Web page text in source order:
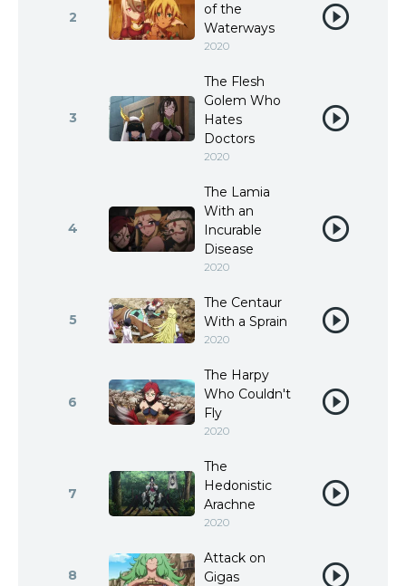
2
of the
Waterways
2020
3
The Flesh
Golem Who
Hates
Doctors
2020
4
The Lamia
With an
Incurable
Disease
2020
5
The Centaur
With a Sprain
2020
6
The Harpy
Who Couldn't
Fly
2020
7
The
Hedonistic
Arachne
2020
8
Attack on
Gigas